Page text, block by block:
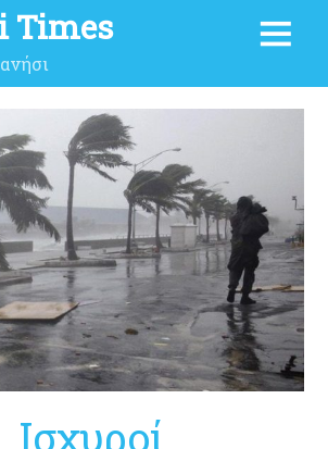
Times
Ισχυροί